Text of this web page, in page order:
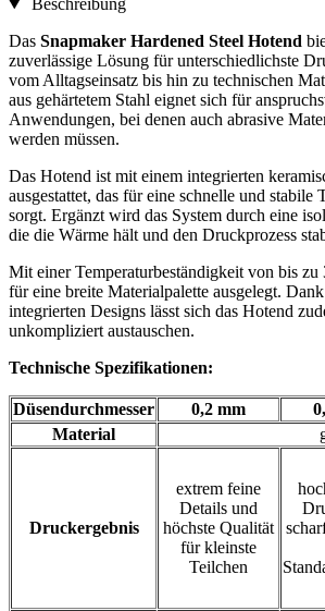
Beschreibung
Das Snapmaker Hardened Steel Hotend
zuverlässige Lösung für unterschiedlichste
vom Alltagseinsatz bis hin zu technischen
aus gehärtetem Stahl eignet sich für
Anwendungen, bei denen auch abrasive
werden müssen.
Das Hotend ist mit einem integrierten
ausgestattet, das für eine schnelle und stabile
sorgt. Ergänzt wird das System durch eine
die die Wärme hält und den Druckprozess
Mit einer Temperaturbeständigkeit von bis zu
für eine breite Materialpalette ausgelegt.
integrierten Designs lässt sich das Hotend
unkompliziert austauschen.
Technische Spezifikationen:
Düsendurchmesser 0,2 mm
Material
Druckergebnis
extrem feine
Details und
höchste Qualität
für kleinste
Teilchen